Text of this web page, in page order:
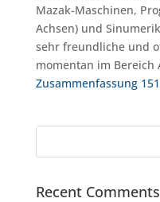
Mazak-Maschinen,
Achsen) und
sehr freundliche und
momentan im
Zusammenfassung
Recent Comments